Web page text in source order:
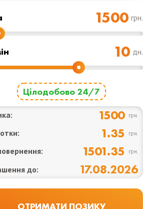
грн.
дн.
Цілодобово 24/7
1500 грн.
1.35 грн.
1501.35 грн.
до: 17.08.2026